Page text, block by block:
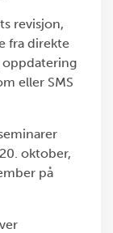
revisjon,
fra direkte
eller SMS
oktober,
på